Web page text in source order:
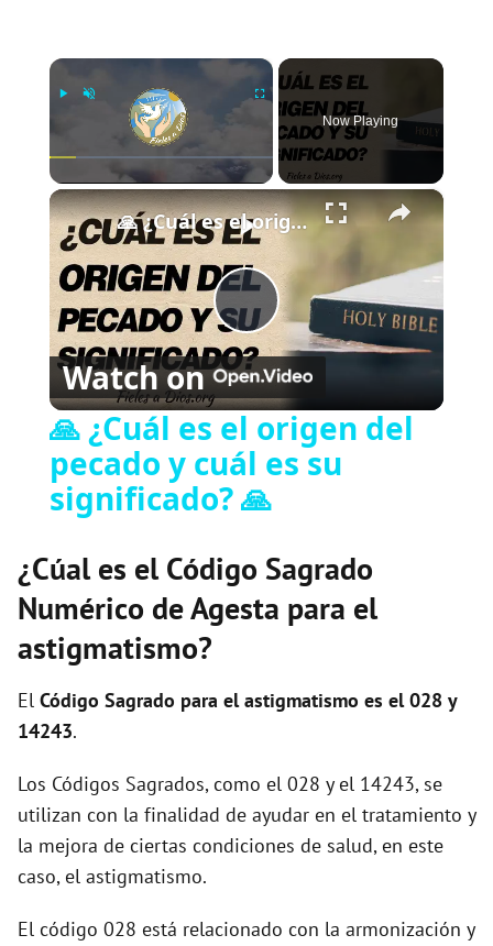
×
Play Unmute Fullscreen
Now Playing
×
P
l
V
e
o
🙏 ¿Cuál es el origen del pecado y cuál es su significado? 🙏
Watch on
🙏 ¿Cuál es el origen del
pecado y cuál es su
significado? 🙏
¿Cúal es el Código Sagrado
Numérico de Agesta para el
astigmatismo?
El Código Sagrado para el astigmatismo es el 028 y
14243.
Los Códigos Sagrados, como el 028 y el 14243, se
utilizan con la finalidad de ayudar en el tratamiento y
la mejora de ciertas condiciones de salud, en este
caso, el astigmatismo.
El código 028 está relacionado con la armonización y